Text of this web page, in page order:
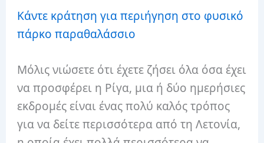
Κάντε κράτηση για περιήγηση στο φυσικό
πάρκο παραθαλάσσιο
Μόλις νιώσετε ότι έχετε ζήσει όλα όσα έχει
να προσφέρει η Ρίγα, μια ή δύο ημερήσιες
εκδρομές είναι ένας πολύ καλός τρόπος
για να δείτε περισσότερα από τη Λετονία,